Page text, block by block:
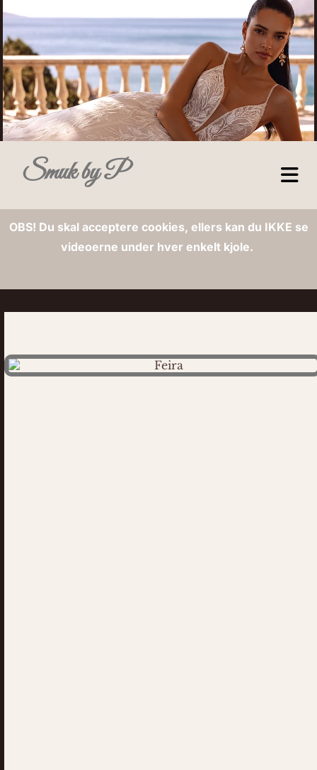
Smuk by P
OBS! Du skal acceptere cookies, ellers kan du IKKE se
videoerne under hver enkelt kjole.